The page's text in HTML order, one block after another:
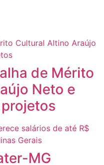
de Mérito
Neto e
MG